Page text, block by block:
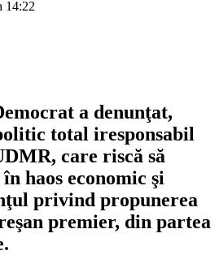
14:22
a denunţat,
total iresponsabil
care riscă să
haos economic şi
privind propunerea
premier, din partea